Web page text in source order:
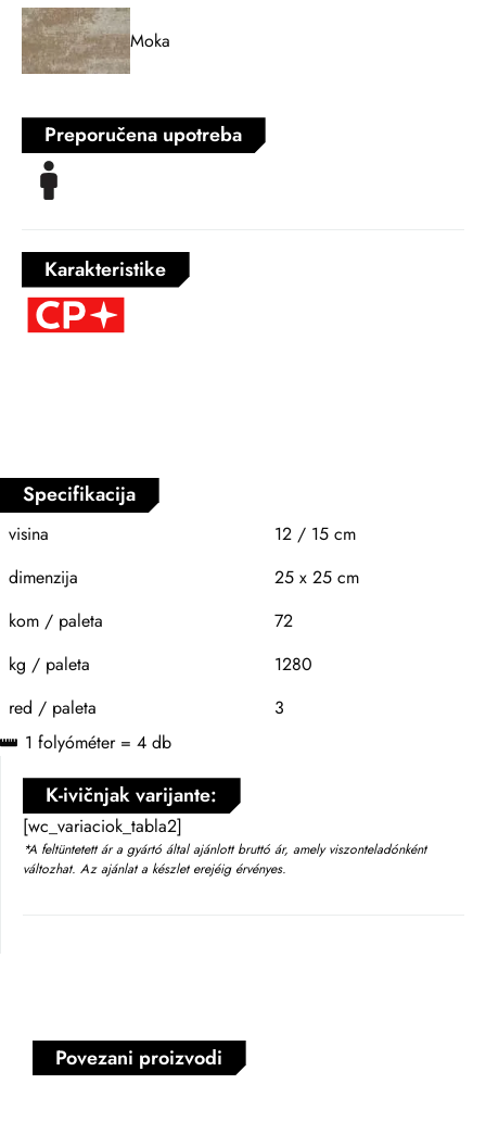
Moka
Preporučena upotreba
Karakteristike
Specifikacija
visina
12 / 15 cm
dimenzija
25 x 25 cm
kom / paleta
72
kg / paleta
1280
red / paleta
3
1 folyóméter = 4 db
K-ivičnjak varijante:
[wc_variaciok_tabla2]
*A feltüntetett ár a gyártó által ajánlott bruttó ár, amely viszonteladónként
változhat. Az ajánlat a készlet erejéig érvényes.
Povezani proizvodi